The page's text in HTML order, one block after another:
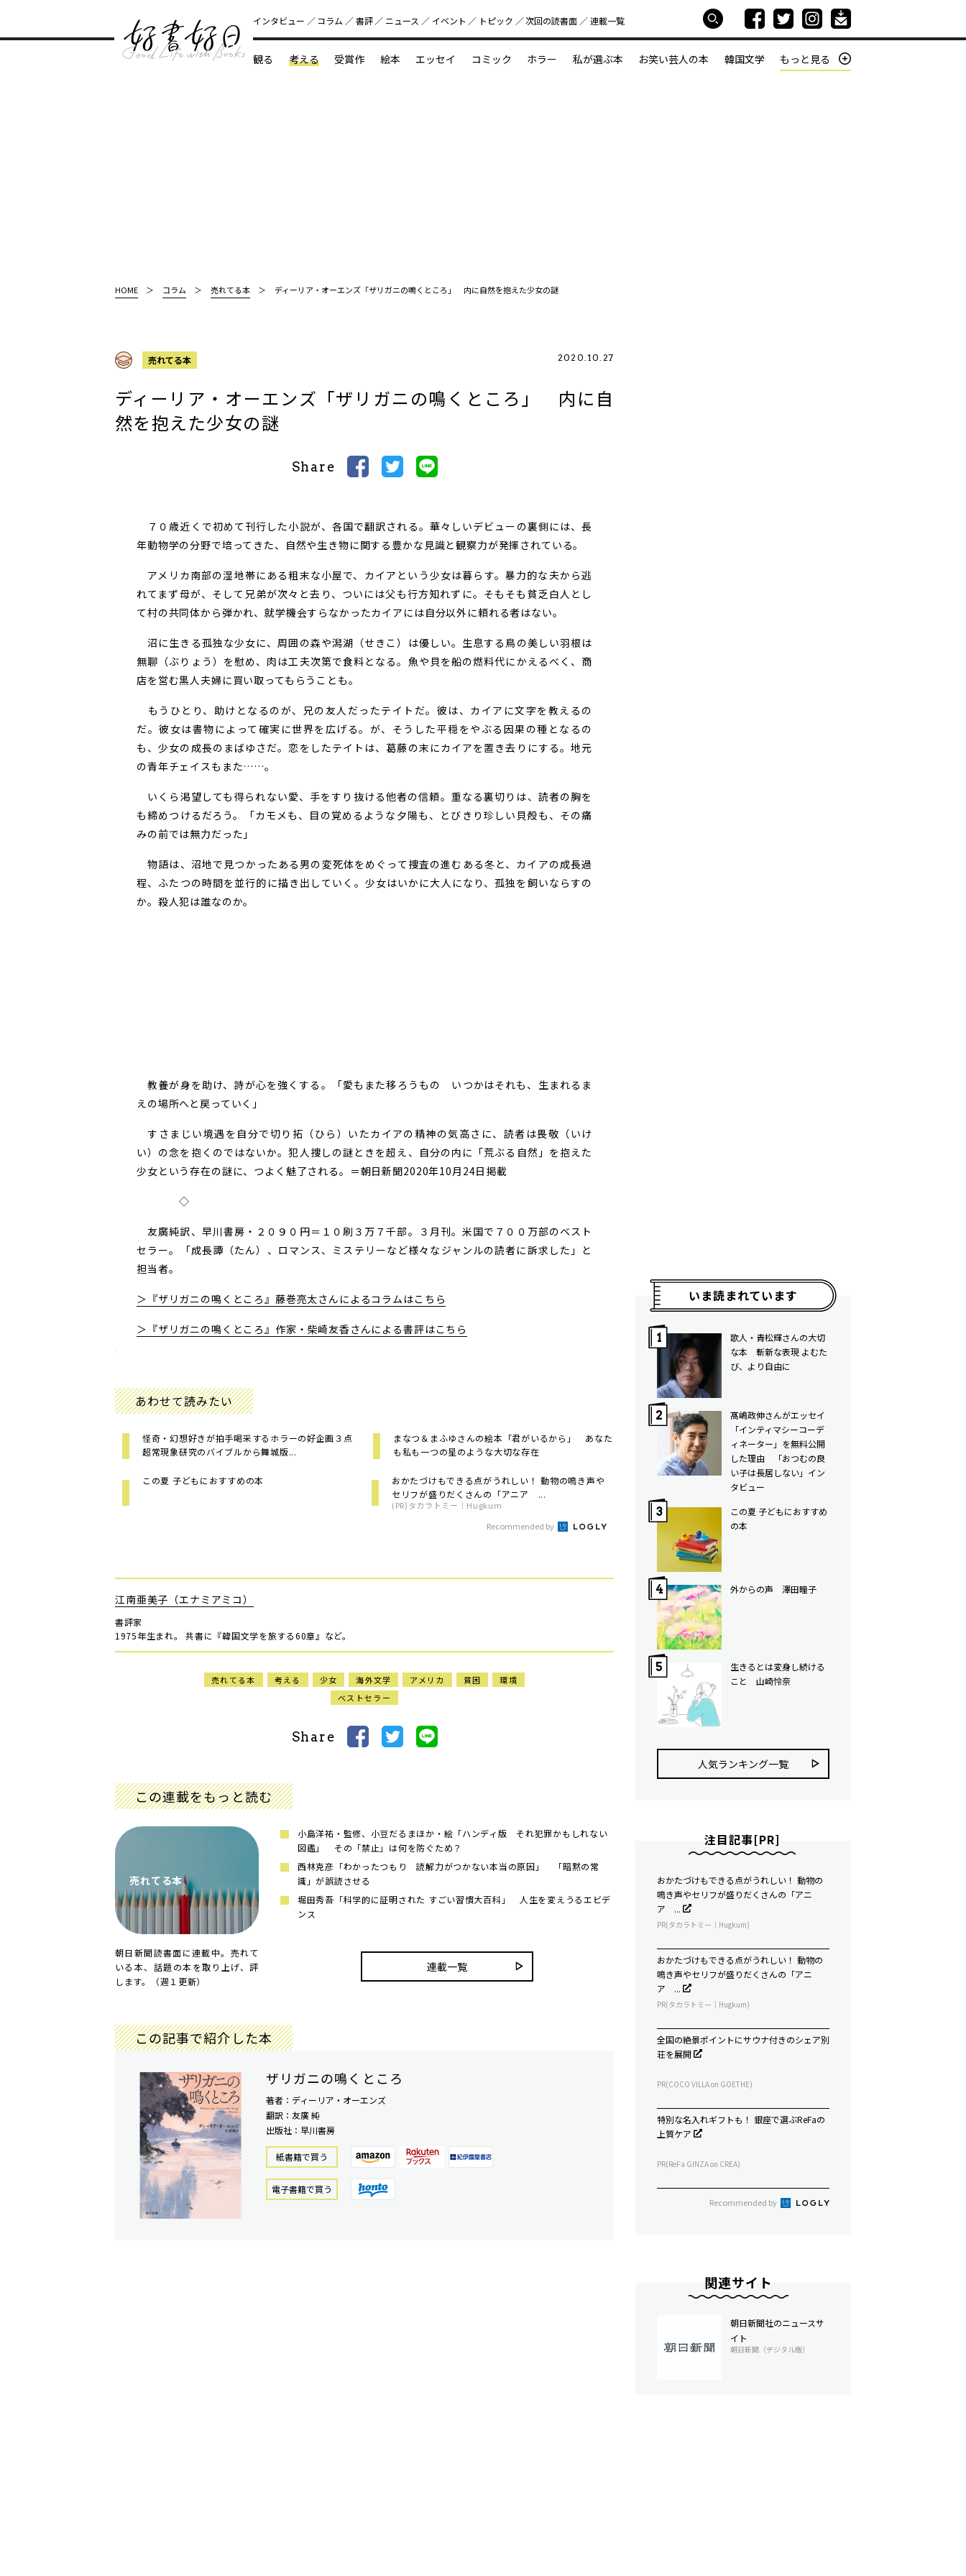
好書好日
インタビュー コラム 書評 ニュース イベント トピック 次回の読書⾯ 連載一覧
観る 考える 受賞作 絵本 エッセイ コミック ホラー 私が選ぶ本 お笑い芸人の本 韓国文学 もっと見る
HOME コラム 売れてる本 ディーリア・オーエンズ「ザリガニの鳴くところ」 内に自然を抱えた少女の謎
売れてる本 2020.10.27
ディーリア・オーエンズ「ザリガニの鳴くところ」 内に自
然を抱えた少女の謎
Share
７０歳近くで初めて刊行した小説が、各国で翻訳される。華々しいデビューの裏側には、長
年動物学の分野で培ってきた、自然や生き物に関する豊かな見識と観察力が発揮されている。
アメリカ南部の湿地帯にある粗末な小屋で、カイアという少女は暮らす。暴力的な夫から逃
れてまず母が、そして兄弟が次々と去り、ついには父も行方知れずに。そもそも貧乏白人とし
て村の共同体から弾かれ、就学機会すらなかったカイアには自分以外に頼れる者はない。
沼に生きる孤独な少女に、周囲の森や潟湖（せきこ）は優しい。生息する鳥の美しい羽根は
無聊（ぶりょう）を慰め、肉は工夫次第で食料となる。魚や貝を船の燃料代にかえるべく、商
店を営む黒人夫婦に買い取ってもらうことも。
もうひとり、助けとなるのが、兄の友人だったテイトだ。彼は、カイアに文字を教えるの
だ。彼女は書物によって確実に世界を広げる。が、そうした平穏をやぶる因果の種となるの
も、少女の成長のまばゆさだ。恋をしたテイトは、葛藤の末にカイアを置き去りにする。地元
の青年チェイスもまた……。
いくら渇望しても得られない愛、手をすり抜ける他者の信頼。重なる裏切りは、読者の胸を
も締めつけるだろう。「カモメも、目の覚めるような夕陽も、とびきり珍しい貝殻も、その痛
みの前では無力だった」
物語は、沼地で見つかったある男の変死体をめぐって捜査の進むある冬と、カイアの成長過
程、ふたつの時間を並行的に描き出していく。少女はいかに大人になり、孤独を飼いならすの
か。殺人犯は誰なのか。
教養が身を助け、詩が心を強くする。「愛もまた移ろうもの いつかはそれも、生まれるま
えの場所へと戻っていく」
すさまじい境遇を自分で切り拓（ひら）いたカイアの精神の気高さに、読者は畏敬（いけ
い）の念を抱くのではないか。犯人捜しの謎ときを超え、自分の内に「荒ぶる自然」を抱えた
少女という存在の謎に、つよく魅了される。＝朝日新聞2020年10月24日掲載
◇
友廣純訳、早川書房・２０９０円＝１０刷３万７千部。３月刊。米国で７００万部のベスト
セラー。「成長譚（たん）、ロマンス、ミステリーなど様々なジャンルの読者に訴求した」と
担当者。
＞『ザリガニの鳴くところ』 藤巻亮太さんによるコラムはこちら
＞『ザリガニの鳴くところ』作家・柴崎友香さんによる書評はこちら
あわせて読みたい
怪奇・幻想好きが拍手喝采するホラーの好企画３点
超常現象研究のバイブルから舞城版...
まなつ＆まふゆさんの絵本「君がいるから」 あなた
も私も一つの星のような大切な存在
この夏 子どもにおすすめの本
おかたづけもできる点がうれしい！ 動物の鳴き声や
セリフが盛りだくさんの「アニア ...
(PR)タカラトミー｜Hugkum
Recommended by
江南亜美子（エナミアミコ）
書評家
1975年生まれ。 共書に『韓国文学を旅する60章』など。
売れてる本 考える 少女 海外文学 アメリカ 貧困
環境
ベストセラー
Share
この連載をもっと読む
売れてる本
朝日新聞読書面に連載中。売れて
いる本、話題の本を取り上げ、評
します。（週１更新）
小島洋祐・監修、小豆だるまほか・絵「ハンディ版 それ犯罪かもしれない
図鑑」 その「禁止」は何を防ぐため？
西林克彦「わかったつもり 読解力がつかない本当の原因」 「暗黙の常
識」が誤読させる
堀田秀吾「科学的に証明された すごい習慣大百科」 人生を変えうるエビデ
ンス
連載一覧
この記事で紹介した本
ザリガニの鳴くところ
著者：ディーリア・オーエンズ
翻訳：友廣 純
出版社：早川書房
紙書籍で買う
電⼦書籍で買う
いま読まれています
歌人・青松輝さんの大切
な本 斬新な表現 よむた
び、より自由に
髙嶋政伸さんがエッセイ
「インティマシーコーデ
ィネーター」を無料公開
した理由 「おつむの良
い子は長居しない」イン
タビュー
この夏 子どもにおすすめ
の本
外からの声 澤田瞳子
生きるとは変身し続ける
こと 山崎怜奈
人気ランキング⼀覧
注目記事[PR]
おかたづけもできる点がうれしい！ 動物の
鳴き声やセリフが盛りだくさんの「アニ
ア ...
PR(タカラトミー｜Hugkum)
おかたづけもできる点がうれしい！ 動物の
鳴き声やセリフが盛りだくさんの「アニ
ア ...
PR(タカラトミー｜Hugkum)
全国の絶景ポイントにサウナ付きのシェア別
荘を展開
PR(COCO VILLA on GOETHE)
特別な名入れギフトも！ 銀座で選ぶReFaの
上質ケア
PR(ReFa GINZA on CREA)
Recommended by
関連サイト
朝日新聞社のニュースサ
イト
朝日新聞（デジタル版）